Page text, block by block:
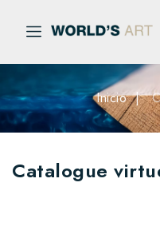
Inicio
Catalogue